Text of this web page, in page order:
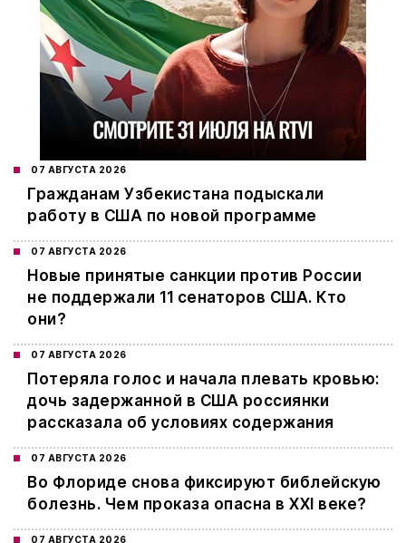
07 АВГУСТА 2026
Гражданам Узбекистана подыскали
работу в США по новой программе
07 АВГУСТА 2026
Новые принятые санкции против России
не поддержали 11 сенаторов США. Кто
они?
07 АВГУСТА 2026
Потеряла голос и начала плевать кровью:
дочь задержанной в США россиянки
рассказала об условиях содержания
07 АВГУСТА 2026
Во Флориде снова фиксируют библейскую
болезнь. Чем проказа опасна в XXI веке?
07 АВГУСТА 2026